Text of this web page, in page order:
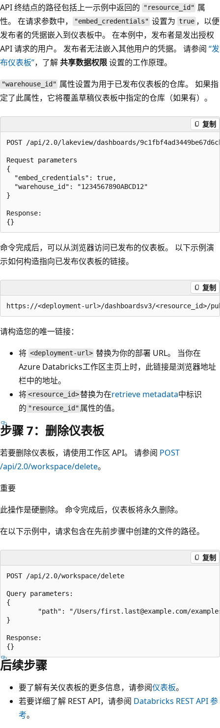
API 终结点的路径包括上一示例中返回的
"resource_id" 属
性。 在请求参数中，
"embed_credentials" 设置为true，以便
发布者的凭据嵌入到仪表板中。 在本例中，发布者是发出授权
API 请求的用户。 发布者无法嵌入其他用户的凭据。 请参阅 “发
布仪表板”，了解共享数据权限设置的工作原理。
"warehouse_id" 属性设置为用于已发布仪表板的仓库。 如果指
定了此属性，它将覆盖草稿仪表板中指定的仓库（如果有）。
复制
POST /api/2.0/lakeview/dashboards/
Request parameters
{
  "embed_credentials": true,
  "warehouse_id": "1234567890ABCD12"
}
Response:
命令完成后，可以从浏览器访问已发布的仪表板。 以下示例演
示如何构造指向已发布仪表板的链接。
复制
请构造您的唯一链接：
将 <deployment-url> 替换为你的部署 URL。 当你在
Azure Databricks工作区主页上时，此链接是浏览器地址
栏中的地址。
将<resource_id> 替换为在retrieve metadata中标识
的 "resource_id" 属性的值。
步骤 7：删除仪表板
若要删除仪表板，请使用工作区 API。 请参阅 POST
/api/2.0/workspace/delete。
重要
此操作是硬删除。 命令完成后，仪表板将永久删除。
在以下示例中，请求包含在先前步骤中创建的文件的路径。
复制
POST /api/2.0/workspace/delete
Query parameters:
{
"path": "/Users/first.last@example.com/
}
Response:
后续步骤
要了解有关仪表板的更多信息，请参阅仪表板。
若要详细了解 REST API，请参阅 Databricks REST API 参
考。